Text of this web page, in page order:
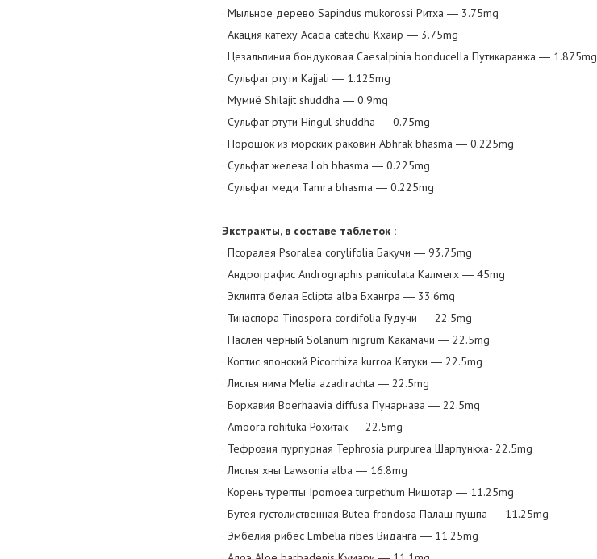
· Мыльное дерево Sapindus mukorossi Ритха ― 3.75mg
· Акация катеху Acacia catechu Кхаир ― 3.75mg
· Цезальпиния бондуковая Caesalpinia bonducella Путикаранжа ― 1.875mg
· Сульфат ртути Kajjali ― 1.125mg
· Мумиё Shilajit shuddha ― 0.9mg
· Сульфат ртути Hingul shuddha ― 0.75mg
· Порошок из морских раковин Abhrak bhasma ― 0.225mg
· Сульфат железа Loh bhasma ― 0.225mg
· Сульфат меди Tamra bhasma ― 0.225mg
Экстракты, в составе таблеток :
· Псоралея Psoralea corylifolia Бакучи ― 93.75mg
· Андрографис Andrographis paniculata Калмегх ― 45mg
· Эклипта белая Eclipta alba Бхангра ― 33.6mg
· Тинаспора Tinospora cordifolia Гудучи ― 22.5mg
· Паслен черный Solanum nigrum Какамачи ― 22.5mg
· Коптис японский Picorrhiza kurroa Катуки ― 22.5mg
· Листья нима Melia azadirachta ― 22.5mg
· Борхавия Boerhaavia diffusa Пунарнава ― 22.5mg
· Amoora rohituka Рохитак ― 22.5mg
· Тефрозия пурпурная Tephrosia purpurea Шарпункха- 22.5mg
· Листья хны Lawsonia alba ― 16.8mg
· Корень турепты Ipomoea turpethum Нишотар ― 11.25mg
· Бутея густолиственная Butea frondosa Палаш пушпа ― 11.25mg
· Эмбелия рибес Embelia ribes Виданга ― 11.25mg